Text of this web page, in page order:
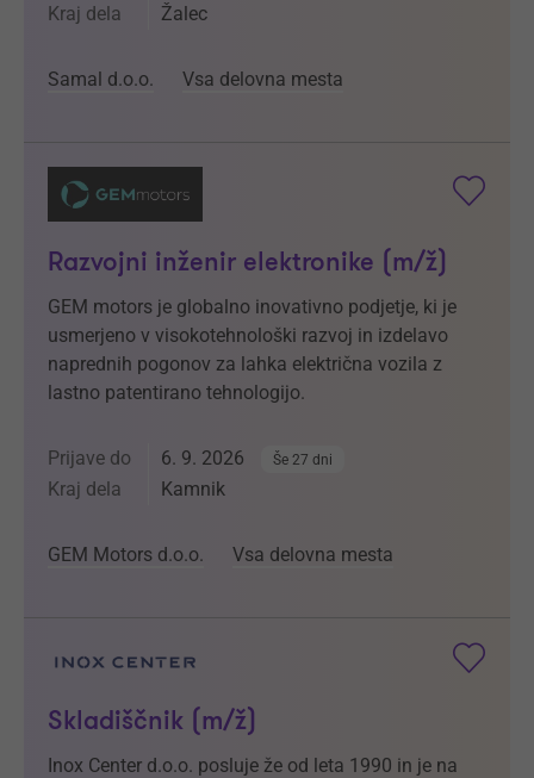
Kraj dela Žalec
Samal d.o.o. Vsa delovna mesta
Razvojni inženir elektronike (m/ž)
GEM motors je globalno inovativno podjetje, ki je
usmerjeno v visokotehnološki razvoj in izdelavo
naprednih pogonov za lahka električna vozila z
lastno patentirano tehnologijo.
Prijave do 6. 9. 2026 Še 27 dni
Kraj dela Kamnik
GEM Motors d.o.o. Vsa delovna mesta
Skladiščnik (m/ž)
Inox Center d.o.o. posluje že od leta 1990 in je na